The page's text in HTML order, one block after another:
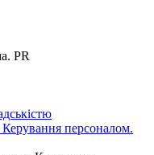
PR
персоналом.